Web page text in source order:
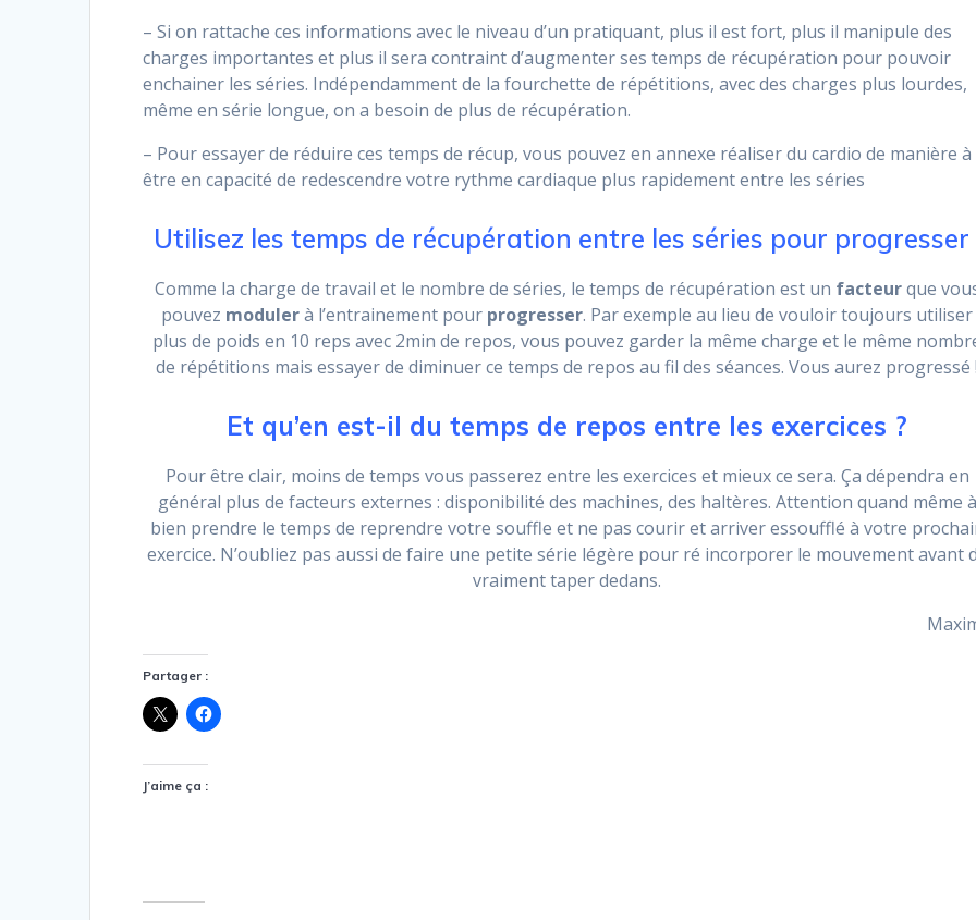
– Si on rattache ces informations avec le niveau d’un pratiquant, plus il est fort, plus il manipule des
charges importantes et plus il sera contraint d’augmenter ses temps de récupération pour pouvoir
enchainer les séries. Indépendamment de la fourchette de répétitions, avec des charges plus lourdes,
même en série longue, on a besoin de plus de récupération.
– Pour essayer de réduire ces temps de récup, vous pouvez en annexe réaliser du cardio de manière à
être en capacité de redescendre votre rythme cardiaque plus rapidement entre les séries
Utilisez les temps de récupération entre les séries pour progresser
Comme la charge de travail et le nombre de séries, le temps de récupération est un facteurque
pouvez modulerà l’entrainement pour progresser. Par exemple au lieu de vouloir toujours utiliser
plus de poids en 10 reps avec 2min de repos, vous pouvez garder la même charge et le même
de répétitions mais essayer de diminuer ce temps de repos au fil des séances. Vous aurez progressé !
Et qu’en est-il du temps de repos entre les exercices ?
Pour être clair, moins de temps vous passerez entre les exercices et mieux ce sera. Ça dépendra en
général plus de facteurs externes : disponibilité des machines, des haltères. Attention quand même à
bien prendre le temps de reprendre votre souffle et ne pas courir et arriver essoufflé à votre
exercice. N’oubliez pas aussi de faire une petite série légère pour ré incorporer le mouvement avant
vraiment taper dedans.
Partager :
J’aime ça :